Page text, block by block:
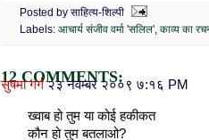
Posted by साहित्य-शिल्पी
Labels: आचार्य संजीव वर्मा 'सलिल', काव्य का
12 COMMENTS:
सुषमा गर्ग २३ नवम्बर २००९ ७:१६ PM
ख्वाब हो तुम या कोई हकीकत
कौन हो तुम बतलाओ?